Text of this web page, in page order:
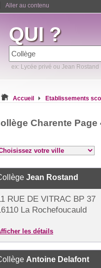
Aller au contenu
QUI ?
ex: Lycée privé ou Jean Rostand
Accueil Etablissements
Charente Page
Jean Rostand
RUE DE VITRAC BP 37
La Rochefoucauld
les détails
Antoine Delafont